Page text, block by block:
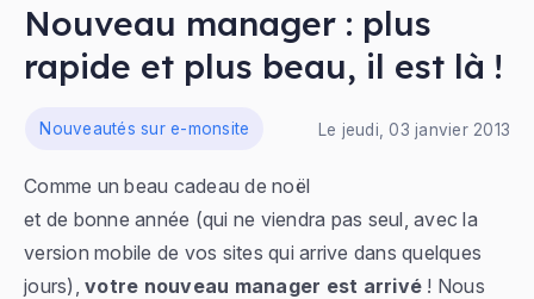
Nouveau manager : plus
rapide et plus beau, il est là !
Le jeudi, 03 janvier 2013
Nouveautés sur e-monsite
Comme un beau cadeau de noël
et de bonne année (qui ne viendra pas seul, avec la
version mobile de vos sites qui arrive dans quelques
jours), votre nouveau manager est arrivé ! Nous